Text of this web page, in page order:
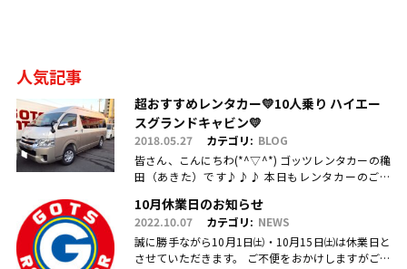
人気記事
超おすすめレンタカー💛10人乗り ハイエー
スグランドキャビン💛
2018.05.27 カテゴリ: BLOG
皆さん、こんにちわ(*^▽^*) ゴッツレンタカーの穐
田（あきた）です♪♪♪ 本日もレンタカーのご利
りがとうございます(.....
10月休業日のお知らせ
2022.10.07 カテゴリ: NEWS
誠に勝手ながら10月1日㈯・10月15日㈯は休業日と
させていただきます。 ご不便をおかけしますがご理